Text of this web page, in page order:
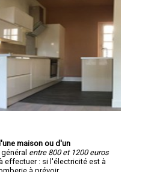
maison ou d'un
entre 800 et 1200 euros
effectuer : si l'électricité est à